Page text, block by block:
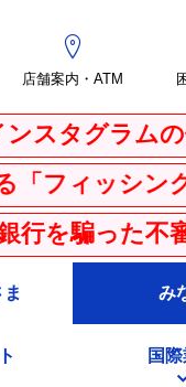
店舗案内・ATM
ラムの偽アカ
グ詐欺」、
審な電子
み
国